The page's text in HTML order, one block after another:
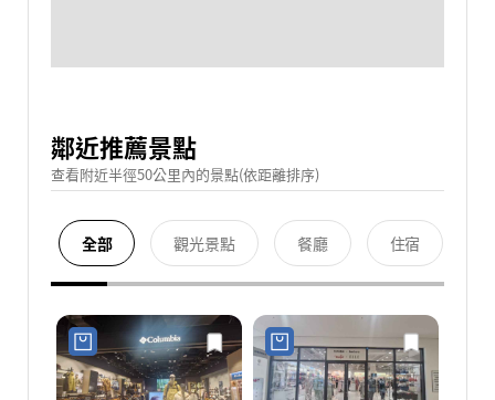
鄰近推薦景點
查看附近半徑50公里內的景點(依距離排序)
全部 觀光景點 餐廳 住宿